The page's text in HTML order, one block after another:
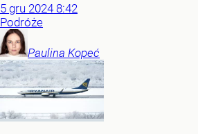
5 gru 2024 8:42
Podróże
Paulina Kopeć